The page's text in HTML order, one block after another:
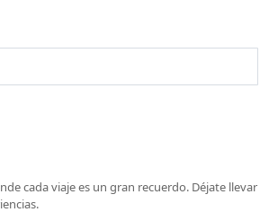
cada viaje es un gran recuerdo. Déjate llevar